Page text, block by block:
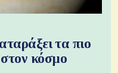
τα πιο
κόσμο